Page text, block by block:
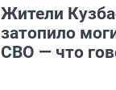
Жители
затопило
СВО — что